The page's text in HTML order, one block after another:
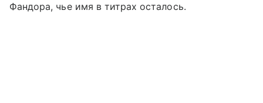
Фандора, чье имя в титрах осталось.